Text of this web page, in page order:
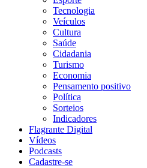
Tecnologia
Veículos
Cultura
Saúde
Cidadania
Turismo
Economia
Pensamento positivo
Política
Sorteios
Indicadores
Flagrante Digital
Vídeos
Podcasts
Cadastre-se